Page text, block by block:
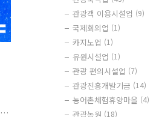
관광객 이용시설업 (9)
국제회의업 (1)
카지노업 (1)
유원시설업 (1)
관광 편의시설업 (7)
관광진흥개발기금 (14)
농어촌체험휴양마을 (4)
관광농원 (18)